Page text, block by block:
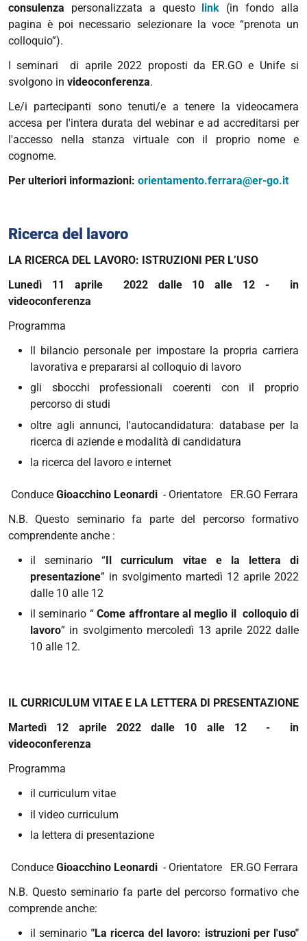
consulenza personalizzata a questo link (in fondo alla
pagina è poi necessario selezionare la voce “prenota un
colloquio”).
I seminari di aprile 2022 proposti da ER.GO e Unife si
svolgono in videoconferenza.
Le/i partecipanti sono tenuti/e a tenere la videocamera
accesa per l'intera durata del webinar e ad accreditarsi per
l'accesso nella stanza virtuale con il proprio nome e
cognome.
Per ulteriori informazioni: orientamento.ferrara@er-go.it
Ricerca del lavoro
LA RICERCA DEL LAVORO: ISTRUZIONI PER L’USO
Lunedì 11 aprile 2022 dalle 10 alle 12 - in
videoconferenza
Programma
Il bilancio personale per impostare la propria carriera
lavorativa e prepararsi al colloquio di lavoro
gli sbocchi professionali coerenti con il proprio
percorso di studi
oltre agli annunci, l'autocandidatura: database per la
ricerca di aziende e modalità di candidatura
la ricerca del lavoro e internet
Conduce Gioacchino Leonardi - Orientatore ER.GO Ferrara
N.B. Questo seminario fa parte del percorso formativo
comprendente anche :
il seminario “Il curriculum vitae e la lettera di
presentazione” in svolgimento martedì 12 aprile 2022
dalle 10 alle 12
il seminario “Come affrontare al meglio il colloquio di
lavoro” in svolgimento mercoledì 13 aprile 2022 dalle
10 alle 12.
IL CURRICULUM VITAE E LA LETTERA DI PRESENTAZIONE
Martedì 12 aprile 2022 dalle 10 alle 12 - in
videoconferenza
Programma
il curriculum vitae
il video curriculum
la lettera di presentazione
Conduce Gioacchino Leonardi - Orientatore ER.GO Ferrara
N.B. Questo seminario fa parte del percorso formativo che
comprende anche:
il seminario "La ricerca del lavoro: istruzioni per l'uso"